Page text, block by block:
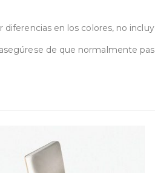
en los colores, no
de que normalmente